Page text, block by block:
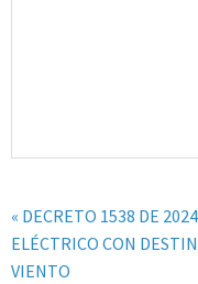
« DECRETO 1538 DE
ELÉCTRICO CON
VIENTO